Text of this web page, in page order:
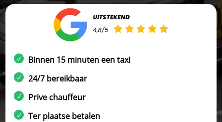
Binnen 15 minuten een taxi
24/7 bereikbaar
Prive chauffeur
Ter plaatse betalen